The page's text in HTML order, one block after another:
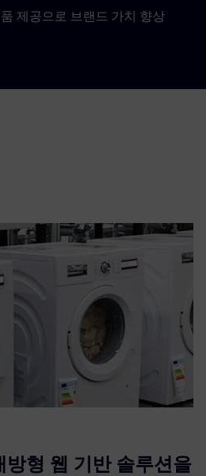
제공으로 브랜드 가치 향상
형 웹 기반 솔루션을